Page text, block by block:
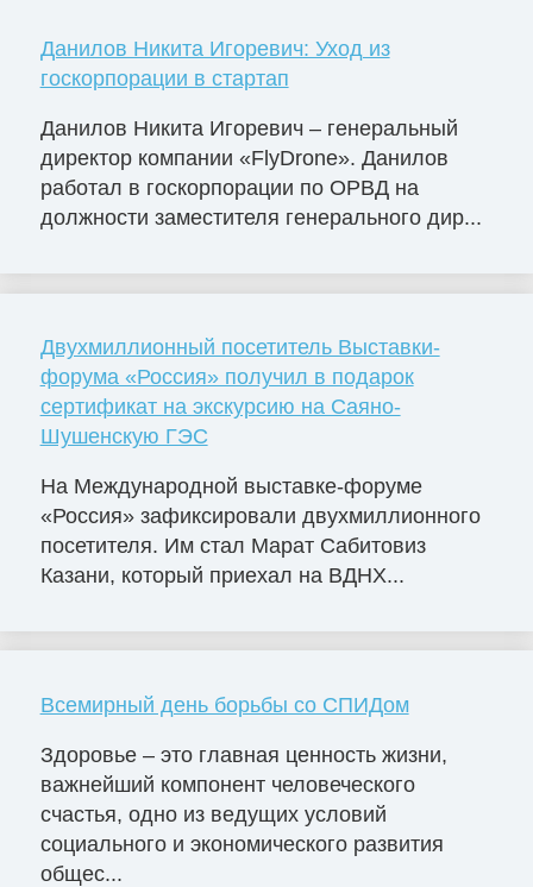
Данилов Никита Игоревич: Уход из
госкорпорации в стартап
Данилов Никита Игоревич – генеральный
директор компании «FlyDrone». Данилов
работал в госкорпорации по ОРВД на
должности заместителя генерального дир...
Двухмиллионный посетитель Выставки-
форума «Россия» получил в подарок
сертификат на экскурсию на Саяно-
Шушенскую ГЭС
На Международной выставке-форуме
«Россия» зафиксировали двухмиллионного
посетителя. Им стал Марат Сабитовиз
Казани, который приехал на ВДНХ...
Всемирный день борьбы со СПИДом
Здоровье – это главная ценность жизни,
важнейший компонент человеческого
счастья, одно из ведущих условий
социального и экономического развития
общес...